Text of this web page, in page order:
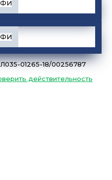
01265-18/00256787
действительность